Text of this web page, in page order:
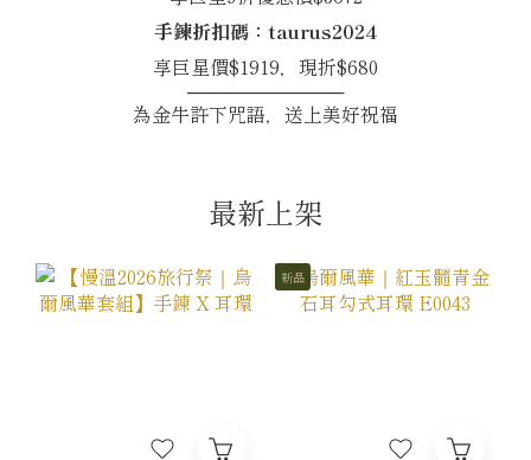
手鍊折扣碼：taurus2024
享巨星價$1919，現折$680
────────────
為金牛許下咒語，送上美好祝福
最新上架
新品